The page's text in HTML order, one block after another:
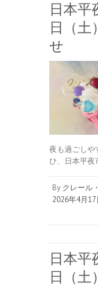
日本平
日（
せ
夜も過ごしや
ひ、日本平
By クレール
2026年4月17
日本平
日（